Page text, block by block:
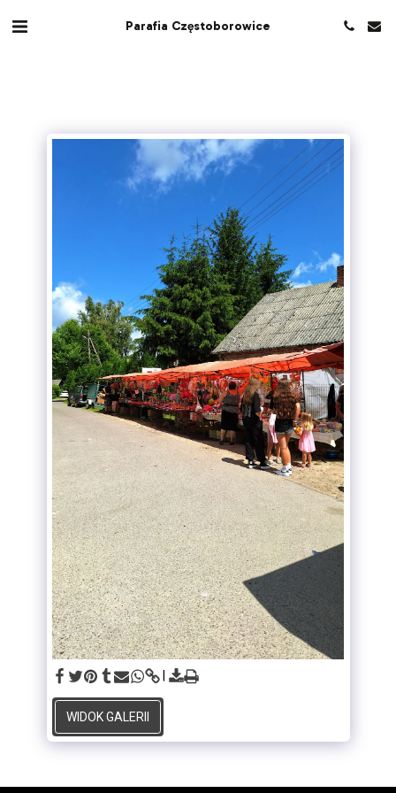
Parafia Częstoborowice
WIDOK GALERII